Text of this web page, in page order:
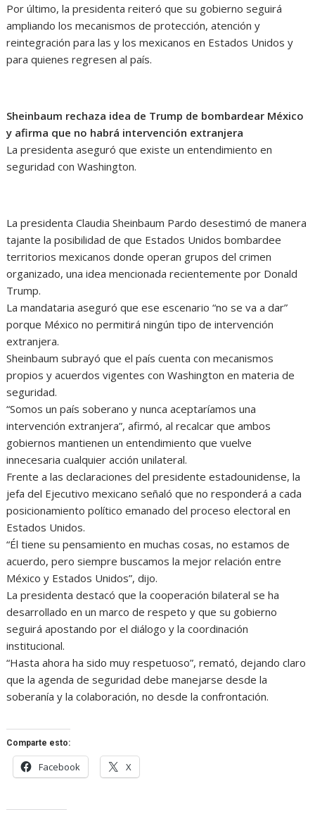
Por último, la presidenta reiteró que su gobierno seguirá
ampliando los mecanismos de protección, atención y
reintegración para las y los mexicanos en Estados Unidos y
para quienes regresen al país.
Sheinbaum rechaza idea de Trump de bombardear México
y afirma que no habrá intervención extranjera
La presidenta aseguró que existe un entendimiento en
seguridad con Washington.
La presidenta Claudia Sheinbaum Pardo desestimó de manera
tajante la posibilidad de que Estados Unidos bombardee
territorios mexicanos donde operan grupos del crimen
organizado, una idea mencionada recientemente por Donald
Trump.
La mandataria aseguró que ese escenario “no se va a dar”
porque México no permitirá ningún tipo de intervención
extranjera.
Sheinbaum subrayó que el país cuenta con mecanismos
propios y acuerdos vigentes con Washington en materia de
seguridad.
“Somos un país soberano y nunca aceptaríamos una
intervención extranjera”, afirmó, al recalcar que ambos
gobiernos mantienen un entendimiento que vuelve
innecesaria cualquier acción unilateral.
Frente a las declaraciones del presidente estadounidense, la
jefa del Ejecutivo mexicano señaló que no responderá a cada
posicionamiento político emanado del proceso electoral en
Estados Unidos.
“Él tiene su pensamiento en muchas cosas, no estamos de
acuerdo, pero siempre buscamos la mejor relación entre
México y Estados Unidos”, dijo.
La presidenta destacó que la cooperación bilateral se ha
desarrollado en un marco de respeto y que su gobierno
seguirá apostando por el diálogo y la coordinación
institucional.
“Hasta ahora ha sido muy respetuoso”, remató, dejando claro
que la agenda de seguridad debe manejarse desde la
soberanía y la colaboración, no desde la confrontación.
Comparte esto:
Facebook X